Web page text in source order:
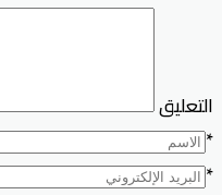
التعليق
*
*